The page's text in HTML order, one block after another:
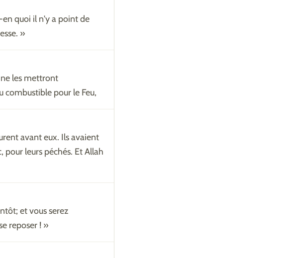
en quoi il n'y a point de
»
les mettront
combustible pour le Feu,
avant eux. Ils avaient
pour leurs péchés. Et Allah
et vous serez
reposer ! »